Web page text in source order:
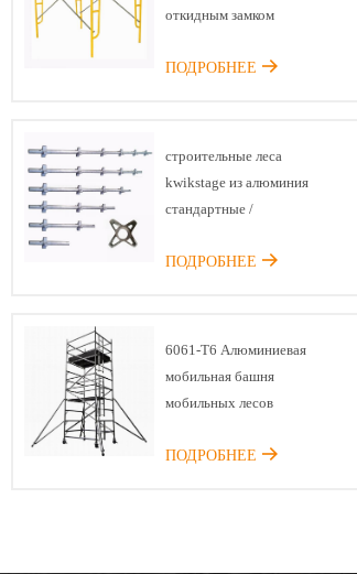
откидным замком
ПОДРОБНЕЕ
строительные леса
kwikstage из алюминия
стандартные /
ПОДРОБНЕЕ
6061-T6 Алюминиевая
мобильная башня
мобильных лесов
ПОДРОБНЕЕ